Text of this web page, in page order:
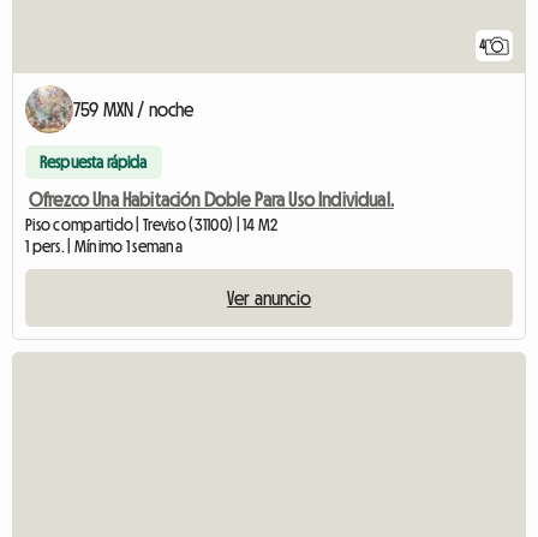
4
759 MXN / noche
Respuesta rápida
Ofrezco Una Habitación Doble Para Uso Individual.
Piso compartido | Treviso (31100) | 14 M2
1 pers. | Mínimo 1 semana
Ver anuncio